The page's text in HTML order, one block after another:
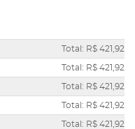
Total: R$ 421,92
Total: R$ 421,92
Total: R$ 421,92
Total: R$ 421,92
Total: R$ 421,92